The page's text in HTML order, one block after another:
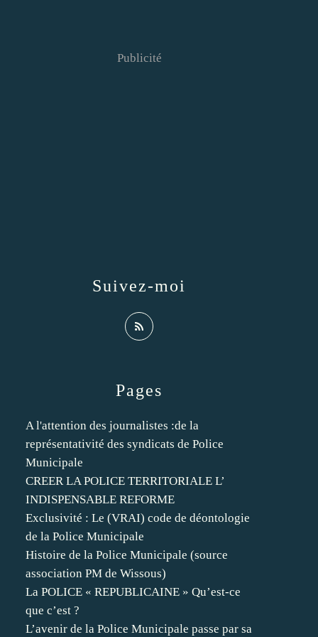
Pages
A l'attention des journalistes :de la
représentativité des syndicats de Police
Municipale
CREER LA POLICE TERRITORIALE L’
INDISPENSABLE REFORME
Exclusivité : Le (VRAI) code de déontologie
de la Police Municipale
Histoire de la Police Municipale (source
association PM de Wissous)
La POLICE « REPUBLICAINE » Qu’est-ce
que c’est ?
L’avenir de la Police Municipale passe par sa
Suivez-moi
Publicité